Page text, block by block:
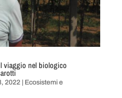
viaggio nel biologico
2022| Ecosistemi e